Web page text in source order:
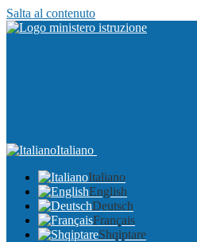
Salta al contenuto
Italiano
Italiano
English
Deutsch
Français
Shqiptare